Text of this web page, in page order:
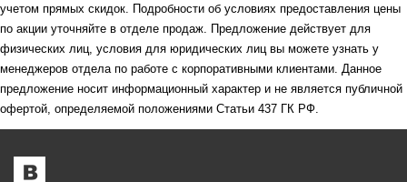
учетом прямых скидок. Подробности об условиях предоставления цены
по акции уточняйте в отделе продаж. Предложение действует для
физических лиц, условия для юридических лиц вы можете узнать у
менеджеров отдела по работе с корпоративными клиентами. Данное
предложение носит информационный характер и не является публичной
офертой, определяемой положениями Статьи 437 ГК РФ.